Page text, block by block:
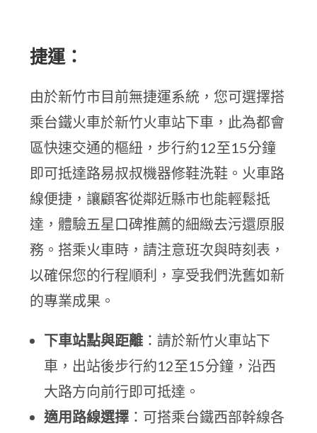
捷運：
由於新竹市目前無捷運系統，您可選擇搭
乘台鐵火車於新竹火車站下車，此為都會
區快速交通的樞紐，步行約12至15分鐘
即可抵達路易叔叔機器修鞋洗鞋。火車路
線便捷，讓顧客從鄰近縣市也能輕鬆抵
達，體驗五星口碑推薦的細緻去污還原服
務。搭乘火車時，請注意班次與時刻表，
以確保您的行程順利，享受我們洗舊如新
的專業成果。
下車站點與距離 ：請於新竹火車站下
車，出站後步行約12至15分鐘，沿西
大路方向前行即可抵達。
適用路線選擇 ：可搭乘台鐵西部幹線各